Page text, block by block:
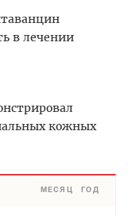
в лечении
кожных
МЕСЯЦ ГОД